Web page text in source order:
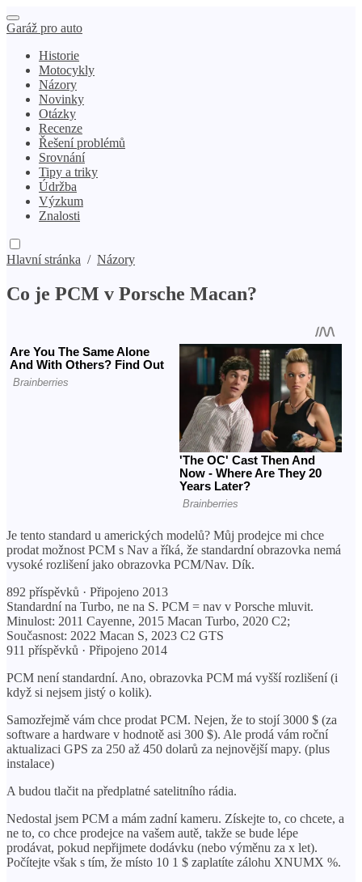
Garáž pro auto
Historie
Motocykly
Názory
Novinky
Otázky
Recenze
Řešení problémů
Srovnání
Tipy a triky
Údržba
Výzkum
Znalosti
Hlavní stránka / Názory
Co je PCM v Porsche Macan?
Je tento standard u amerických modelů? Můj prodejce mi chce
prodat možnost PCM s Nav a říká, že standardní obrazovka nemá
vysoké rozlišení jako obrazovka PCM/Nav. Dík.
892 příspěvků · Připojeno 2013
Standardní na Turbo, ne na S. PCM = nav v Porsche mluvit.
Minulost: 2011 Cayenne, 2015 Macan Turbo, 2020 C2;
Současnost: 2022 Macan S, 2023 C2 GTS
911 příspěvků · Připojeno 2014
PCM není standardní. Ano, obrazovka PCM má vyšší rozlišení (i
když si nejsem jistý o kolik).
Samozřejmě vám chce prodat PCM. Nejen, že to stojí 3000 $ (za
software a hardware v hodnotě asi 300 $). Ale prodá vám roční
aktualizaci GPS za 250 až 450 dolarů za nejnovější mapy. (plus
instalace)
A budou tlačit na předplatné satelitního rádia.
Nedostal jsem PCM a mám zadní kameru. Získejte to, co chcete, a
ne to, co chce prodejce na vašem autě, takže se bude lépe
prodávat, pokud nepřijmete dodávku (nebo výměnu za x let).
Počítejte však s tím, že místo 10 1 $ zaplatíte zálohu XNUMX %.